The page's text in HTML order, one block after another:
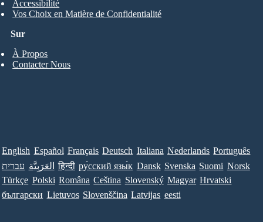
Sur
À Propos
Contacter Nous
Accessibilité
Vos Choix en Matière de Confidentialité
English Español Français Deutsch Italiana Nederlands Português
עברית العَرَبِيَّة हिन्दी ру́сский язы́к Dansk Svenska Suomi Norsk
Türkçe Polski Româna Ceština Slovenský Magyar Hrvatski
български Lietuvos Slovenščina Latvijas eesti